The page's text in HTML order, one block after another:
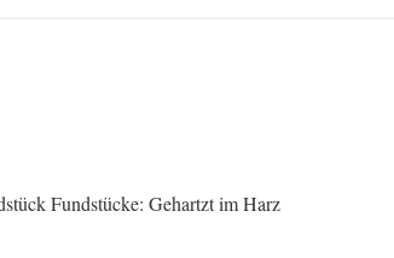
Fundstücke: Gehartzt im Harz